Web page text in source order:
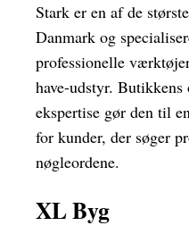
Stark er en af de
Danmark og
professionelle
have-udstyr.
ekspertise gør den til
for kunder, der søger
nøgleordene.
XL Byg